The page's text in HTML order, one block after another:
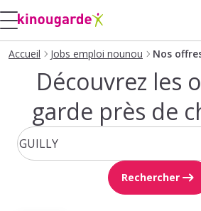
Accueil Jobs emploi nounou Nos
Découvrez les
garde près de
Rechercher